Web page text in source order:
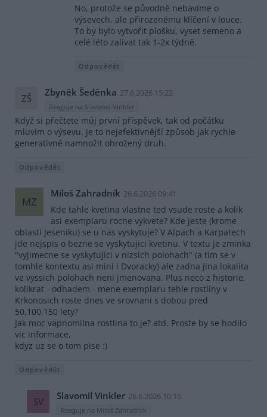
No, protože se původně nebavíme o
výsevech, ale přirozenému klíčení v louce.
To by bylo vytvořit plošku, vyset semeno a
celé léto zalívat tak 1-2x týdně.
Odpovědět
ZŠ Zbyněk Šeděnka 27.6.2026 15:22
Reaguje na Slavomil Vinkler
Když si přečtete můj první příspěvek, tak od počátku
mluvím o výsevu. Je to nejefektivnější způsob jak rychle
generativně namnožit ohrožený druh.
Odpovědět
MZ
Miloš Zahradník 26.6.2026 09:41
Kde tahle kvetina vlastne ted vsude roste a kolik
asi exemplaru rocne vykvete? Kde jeste (krome
oblasti Jeseniku) se u nas vyskytuje? V Alpach a Karpatech
jde nejspis o bezne se vyskytujici kvetinu. V textu je zminka
"vyjimecne se vyskytujici v nizsich polohach" (a tim se v
tomhle kontextu asi mini i Dvoracky) ale zadna jina lokalita
ve vyssich polohach neni jmenovana. Plus neco z historie,
kolikrat - odhadem - mene exemplaru tehle rostliny v
Krkonosich roste dnes ve srovnani s dobou pred
50,100,150 lety?
Jak moc vapnomilna rostlina to je? atd. Proste by se hodilo
vic informace,
kdyz uz se o tom pise :)
Odpovědět
SV Slavomil Vinkler 26.6.2026 10:16
Reaguje na Miloš Zahradník